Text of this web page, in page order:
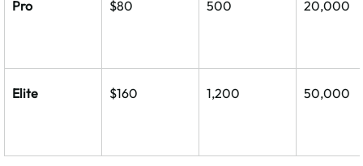
Pro $80 500 20,000
Elite $160 1,200 50,000